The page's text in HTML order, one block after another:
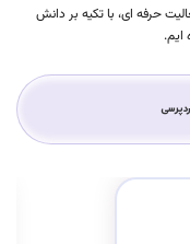
پروژه موفق که در طول ۱۵ سال فعالیت حرفه ای، با تکیه بر دانش
ایم.